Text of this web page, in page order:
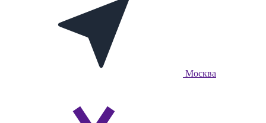
Москва